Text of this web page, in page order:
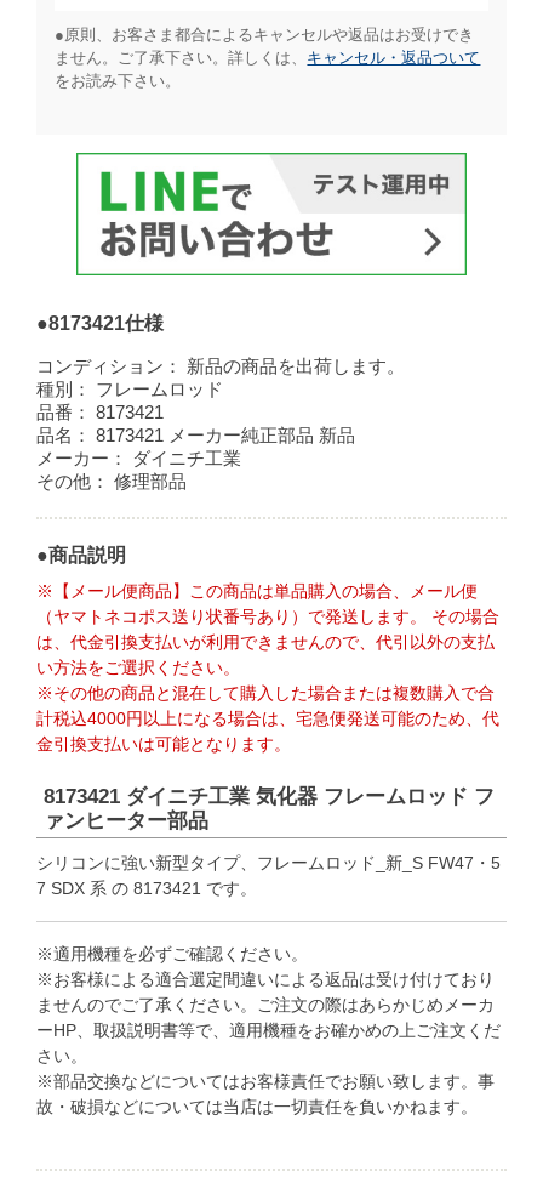
●原則、お客さま都合によるキャンセルや返品はお受けでき
ません。ご了承下さい。詳しくは、 キャンセル・返品ついて
をお読み下さい。​
●8173421仕様
コンディション：
新品の商品を出荷します。
種別：
フレームロッド
品番：
8173421
品名：
8173421 メーカー純正部品 新品
メーカー：
ダイニチ工業
その他：
修理部品
●商品説明
※【メール便商品】この商品は単品購入の場合、メール便
（ヤマトネコポス送り状番号あり）で発送します。 その場合
は、代金引換支払いが利用できませんので、代引以外の支払
い方法をご選択ください。
※その他の商品と混在して購入した場合または複数購入で合
計税込4000円以上になる場合は、宅急便発送可能のため、代
金引換支払いは可能となります。
8173421 ダイニチ工業 気化器 フレームロッド フ
ァンヒーター部品
シリコンに強い新型タイプ、フレームロッド_新_S FW47・5
7 SDX 系 の 8173421 です。
※適用機種を必ずご確認ください。
※お客様による適合選定間違いによる返品は受け付けており
ませんのでご了承ください。ご注文の際はあらかじめメーカ
ーHP、取扱説明書等で、適用機種をお確かめの上ご注文くだ
さい。
※部品交換などについてはお客様責任でお願い致します。事
故・破損などについては当店は一切責任を負いかねます。